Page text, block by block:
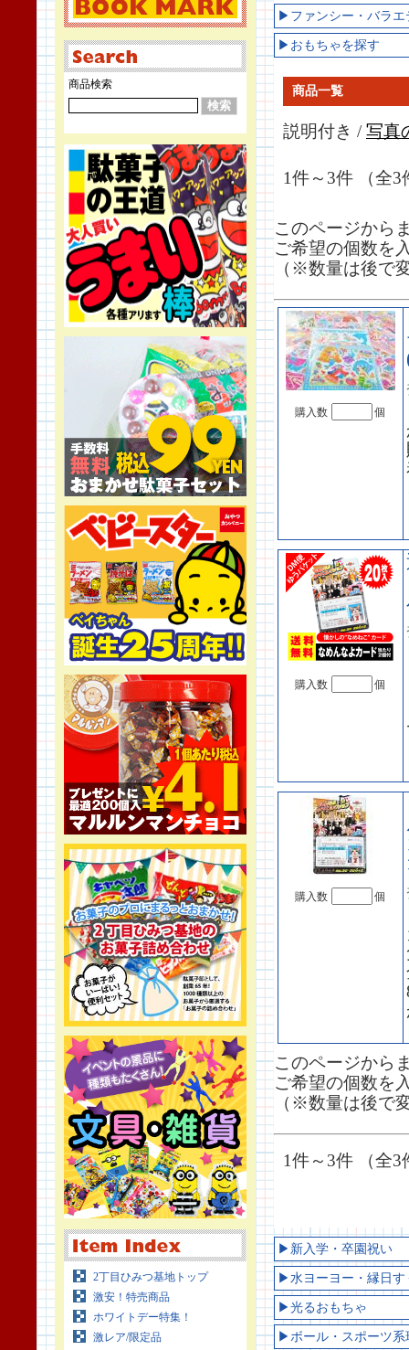
商品検索
2丁目ひみつ基地トップ
激安！特売商品
ホワイトデー特集！
激レア/限定品
▶ファンシー・バラエ
▶おもちゃを探す
商品一覧
説明付き /写真
1件～3件 （全3
このページから
ご希望の個数を
（※数量は後で
購入数 個
購入数 個
購入数 個
このページから
ご希望の個数を
（※数量は後で
1件～3件 （全3
▶新入学・卒園祝い
▶水ヨーヨー・縁日す
▶光るおもちゃ
▶ボール・スポーツ系